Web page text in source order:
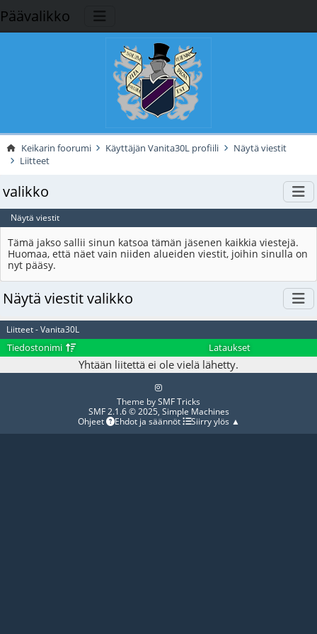
Päävalikko
Keikarin foorumi Käyttäjän Vanita30L profiili
Näytä viestit
Liitteet
valikko
Näytä viestit
Tämä jakso sallii sinun katsoa tämän jäsenen kaikkia viestejä.
Huomaa, että näet vain niiden alueiden viestit, joihin sinulla on
nyt pääsy.
Näytä viestit valikko
Liitteet - Vanita30L
Tiedostonimi Lataukset
Yhtään liitettä ei ole vielä lähetty.
Theme bySMF Tricks
SMF 2.1.6 © 2025, Simple Machines
Ohjeet
Ehdot ja säännöt Siirry ylös ▲